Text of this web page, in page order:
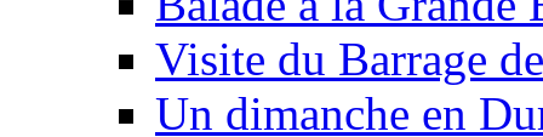
Visite du Barrage
Un dimanche en